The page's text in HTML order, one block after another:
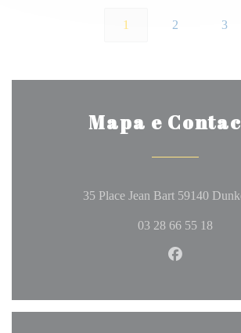
1 2 3
Mapa e
35 Place Jean Bart 59140
03 28 66 55 18
Facebook